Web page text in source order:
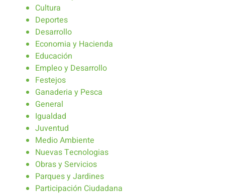
Cultura
Deportes
Desarrollo
Economia y Hacienda
Educación
Empleo y Desarrollo
Festejos
Ganaderia y Pesca
General
Igualdad
Juventud
Medio Ambiente
Nuevas Tecnologias
Obras y Servicios
Parques y Jardines
Participación Ciudadana